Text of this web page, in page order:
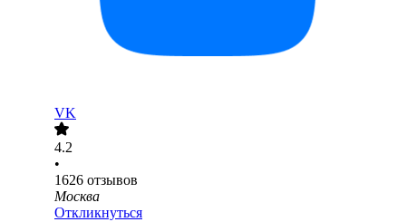
VK
4.2
•
1626 отзывов
Москва
Откликнуться